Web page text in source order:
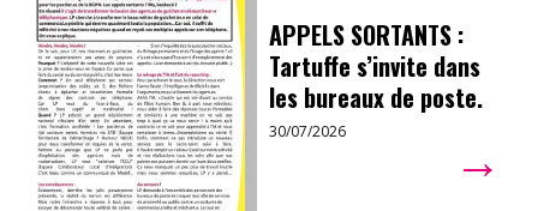
APPELS SORTANTS :
Tartuffe s’invite dans
les bureaux de poste.
30/07/2026 →